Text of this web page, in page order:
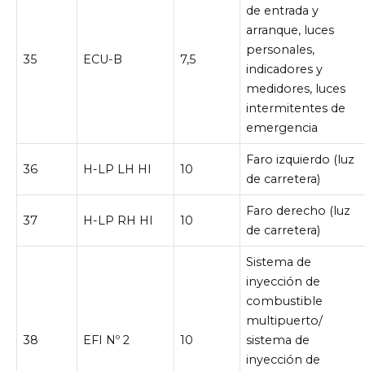
35 ECU-B 7,5
de entrada y
arranque, luces
personales,
indicadores y
medidores, luces
intermitentes de
emergencia
36 H-LP LH HI 10
Faro izquierdo (luz
de carretera)
37 H-LP RH HI 10
Faro derecho (luz
de carretera)
38 EFI Nº 2 10
Sistema de
inyección de
combustible
multipuerto/
sistema de
inyección de